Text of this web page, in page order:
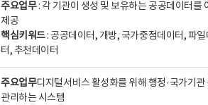
주요업무: 각 기관이 생성 및 보유하는 공공데이터를
제공
핵심키워드: 공공데이터, 개방, 국가중점데이터, 파
터, 추천데이터
주요업무디지털서비스 활성화를 위해 행정·국가기
관리하는 시스템